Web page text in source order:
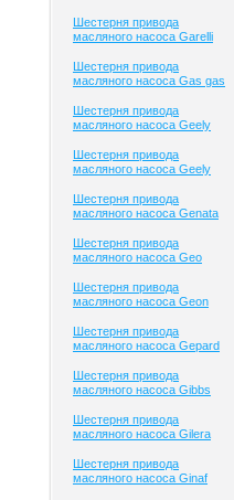
Шестерня привода
масляного насоса Garelli
Шестерня привода
масляного насоса Gas gas
Шестерня привода
масляного насоса Geely
Шестерня привода
масляного насоса Geely
Шестерня привода
масляного насоса Genata
Шестерня привода
масляного насоса Geo
Шестерня привода
масляного насоса Geon
Шестерня привода
масляного насоса Gepard
Шестерня привода
масляного насоса Gibbs
Шестерня привода
масляного насоса Gilera
Шестерня привода
масляного насоса Ginaf